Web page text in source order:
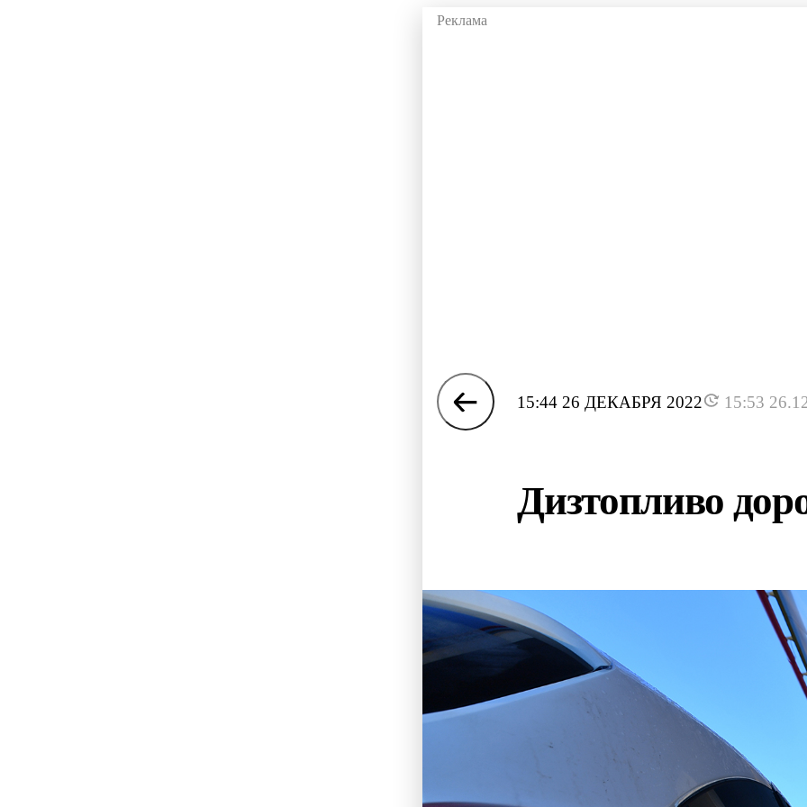
15:44 26 ДЕКАБРЯ 2022 15:53
Дизтопливо